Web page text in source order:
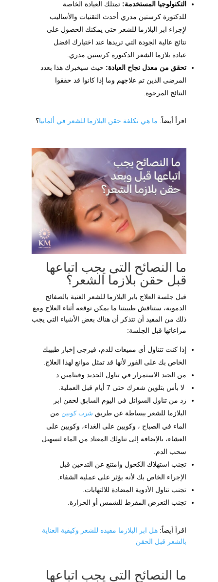
التكنولوجيا المستخدمة: تمتلك العيادة الخاصة
للدكتورة كرستين مدري أحدث التقنيات والأساليب
لإجراء ابر البلازما للشعر حتى يمكنك الحصول على
نتائج عالية الجودة التي تريدها عند اختيارك افضل
عيادة بلازما الشعر الدكتورة كرستين مدري.
تحقق من معدل نجاح العيادة: حيث سيخبرك هذا بعدد
المرضى الذين تم علاجهم وما إذا كانوا قد حققوا
النتائج المرجوة.
اقرأ أيضاً: ما هي تكلفة حقن البلازما للشعر في ألمانيا؟​
ما النصائح التى يجب اتباعها
قبل حقن بلازما الشعر؟
قبل جلسة العلاج بابر البلازما للشعر الغنية بالصفائح
الدموية، ستناقش طبيبتنا ما يمكن توقعه أثناء العلاج ومع
ذلك من المفيد أن تتذكر أن هناك بعض الأشياء التي يجب
مراعاتها قبل الجلسة:
إذا كنت تتناول أي مميعات للدم، فيرجى إخبار طبيبك
الخاص بك على الفور لأنها قد تمثل موانع لهذا العلاج.
من الجيد الاستمرار في تناول الحديد وفيتامين د.
لا بأس بتلوين شعرك حتى 7 أيام قبل العملية.
زد من تناول السوائل في اليوم السابق لحقن ابر
البلازما للشعر ببساطة عن طريق شرب كوبين من
الماء في الصباح ، وكوبين على الغداء، وكوبين على
العشاء، بالإضافة إلى تناولك المعتاد من الماء لتسهيل
سحب الدم.
تجنب استهلاك الكحول وامتنع عن التدخين قبل
الإجراء الخاص بك لأنه يؤثر على عملية الشفاء.
تجنب تناول الأدوية المضادة للالتهابات.
تجنب التعرض المفرط للشمس أو الحرارة.
اقرأ أيضاً: هل ابر البلازما مفيده للشعر وكيفية العناية
بالشعر قبل الحقن
ما النصائح التى يجب اتباعها